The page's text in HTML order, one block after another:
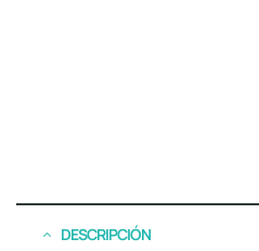
DESCRIPCIÓN